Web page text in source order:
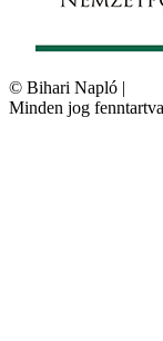
© Bihari Napló |
Minden jog